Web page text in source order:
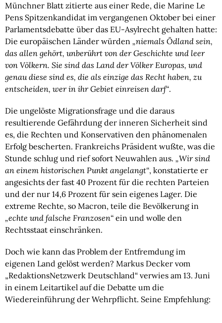
Münchner Blatt zitierte aus einer Rede, die Marine Le
Pens Spitzenkandidat im vergangenen Oktober bei einer
Parlamentsdebatte über das EU-Asylrecht gehalten hatte:
Die europäischen Länder würden „niemals Ödland sein,
das allen gehört, unberührt von der Geschichte und leer
von Völkern. Sie sind das Land der Völker Europas, und
genau diese sind es, die als einzige das Recht haben, zu
entscheiden, wer in ihr Gebiet einreisen darf“.
Die ungelöste Migrationsfrage und die daraus
resultierende Gefährdung der inneren Sicherheit sind
es, die Rechten und Konservativen den phänomenalen
Erfolg bescherten. Frankreichs Präsident wußte, was die
Stunde schlug und rief sofort Neuwahlen aus. „Wir sind
an einem historischen Punkt angelangt“, konstatierte er
angesichts der fast 40 Prozent für die rechten Parteien
und der nur 14,6 Prozent für sein eigenes Lager. Die
extreme Rechte, so Macron, teile die Bevölkerung in
„echte und falsche Franzosen“ ein und wolle den
Rechtsstaat einschränken.
Doch wie kann das Problem der Entfremdung im
eigenen Land gelöst werden? Markus Decker vom
„RedaktionsNetzwerk Deutschland“ verwies am 13. Juni
in einem Leitartikel auf die Debatte um die
Wiedereinführung der Wehrpflicht. Seine Empfehlung: